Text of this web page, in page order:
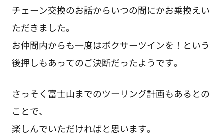
チェーン交換のお話からいつの間にかお乗換えい
ただきました。
お仲間内からも一度はボクサーツインを！という
後押しもあってのご決断だったようです。
さっそく富士山までのツーリング計画もあるとの
ことで、
楽しんでいただければと思います。